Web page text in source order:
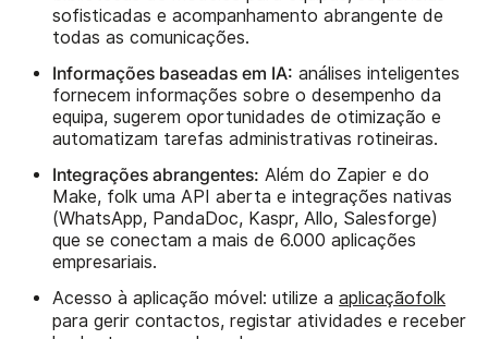
sofisticadas e acompanhamento abrangente de
todas as comunicações.
Informações baseadas em IA: análises inteligentes
fornecem informações sobre o desempenho da
equipa, sugerem oportunidades de otimização e
automatizam tarefas administrativas rotineiras.
Integrações abrangentes: Além do Zapier e do
Make, folk uma API aberta e integrações nativas
(WhatsApp, PandaDoc, Kaspr, Allo, Salesforge)
que se conectam a mais de 6.000 aplicações
empresariais.
Acesso à aplicação móvel: utilize a aplicaçãofolk
para gerir contactos, registar atividades e receber